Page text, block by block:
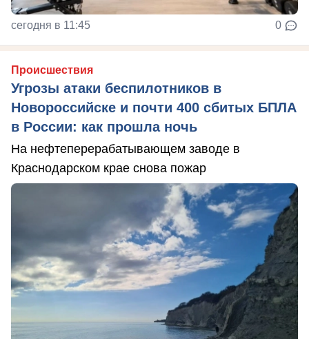
сегодня в 11:45 0
Происшествия
Угрозы атаки беспилотников в
Новороссийске и почти 400 сбитых БПЛА
в России: как прошла ночь
На нефтеперерабатывающем заводе в
Краснодарском крае снова пожар